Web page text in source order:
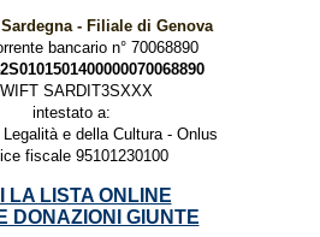
- Filiale di Genova
bancario n° 70068890
SARDIT3SXXX
intestato a:
e della Cultura - Onlus
fiscale 95101230100
LA LISTA ONLINE
DONAZIONI GIUNTE